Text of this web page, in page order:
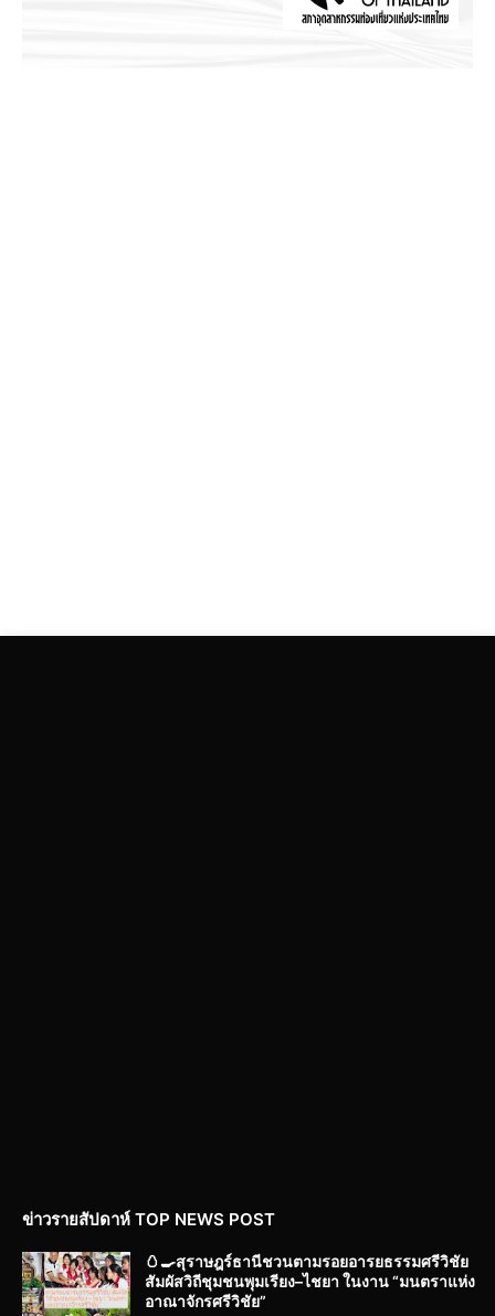
ข่าวรายสัปดาห์ TOP NEWS POST
🥚🍳สุราษฎร์ธานีชวนตามรอยอารยธรรมศรีวิชัย
สัมผัสวิถีชุมชนพุมเรียง–ไชยา ในงาน “มนตราแห่ง
อาณาจักรศรีวิชัย”